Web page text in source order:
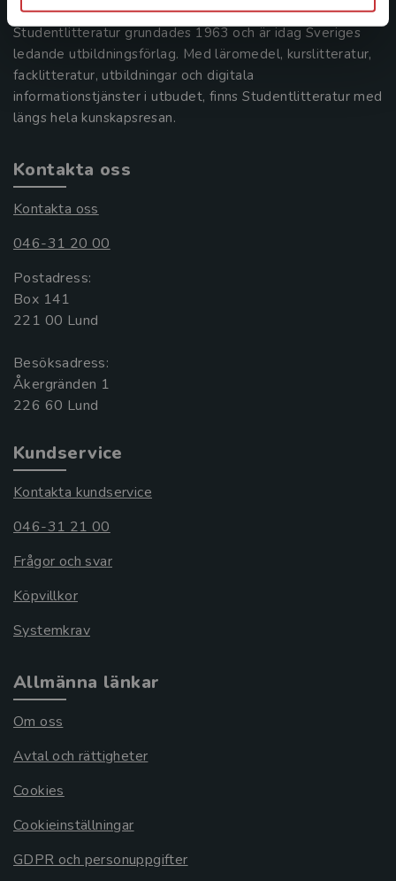
Studentlitteratur grundades 1963 och är idag Sveriges
ledande utbildningsförlag. Med läromedel, kurslitteratur,
facklitteratur, utbildningar och digitala
informationstjänster i utbudet, finns Studentlitteratur med
längs hela kunskapsresan.
Kontakta oss
Kontakta oss
046-31 20 00
Postadress:
Box 141
221 00 Lund
Besöksadress:
Åkergränden 1
Kundservice
Kontakta kundservice
046-31 21 00
Frågor och svar
Köpvillkor
Systemkrav
Allmänna länkar
Om oss
Avtal och rättigheter
Cookies
Cookieinställningar
GDPR och personuppgifter